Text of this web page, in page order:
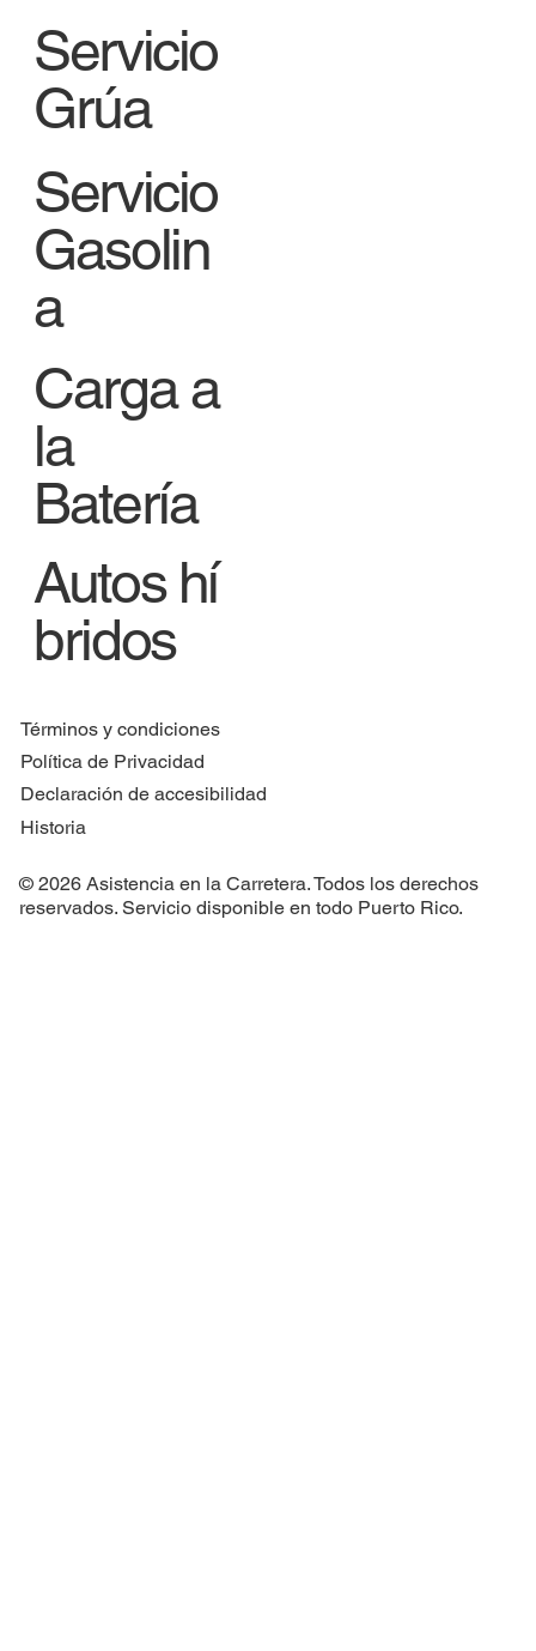
Servicio
Grúa
Servicio
Gasolin
a
Carga a
la
Batería
Autos hí
bridos
Términos y condiciones
Política de Privacidad
Declaración de accesibilidad
Historia
© 2026 Asistencia en la Carretera. Todos los derechos
reservados. Servicio disponible en todo Puerto Rico.